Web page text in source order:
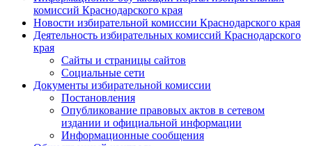
комиссий Краснодарского края
Новости избирательной комиссии Краснодарского края
Деятельность избирательных комиссий Краснодарского
края
Сайты и страницы сайтов
Социальные сети
Документы избирательной комиссии
Постановления
Опубликование правовых актов в сетевом
издании и официальной информации
Информационные сообщения